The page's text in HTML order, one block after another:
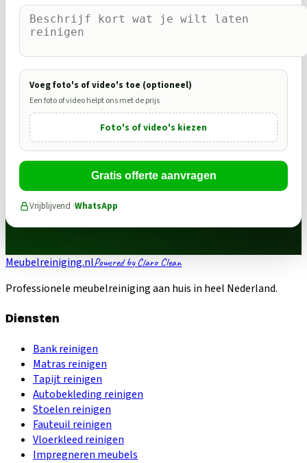
Voeg foto's of video's toe (optioneel)
Een foto of video helpt ons met de prijs
Foto's of video's kiezen
Gratis offerte aanvragen
Vrijblijvend ·WhatsApp
Meubelreiniging.nlPowered by Claro Clean
Professionele meubelreiniging aan huis in heel Nederland.
Diensten
Bank reinigen
Matras reinigen
Tapijt reinigen
Autobekleding reinigen
Stoelen reinigen
Fauteuil reinigen
Vloerkleed reinigen
Impregneren meubels